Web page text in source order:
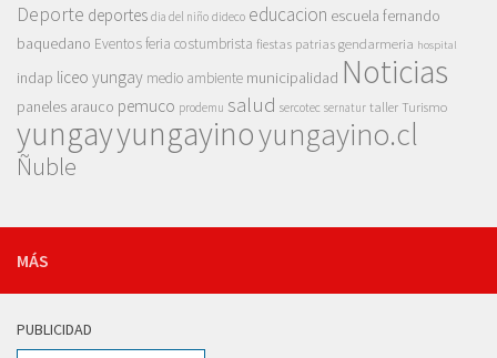
Deporte deportes dia del niño dideco educacion escuela fernando
baquedano Eventosferia costumbrista fiestas patrias gendarmeria hospital
indap liceo yungay medio ambiente municipalidad Noticias
paneles arauco pemuco prodemu salud sercotec sernatur taller Turismo
yungayyungayinoyungayino.cl
Ñuble
MÁS
PUBLICIDAD